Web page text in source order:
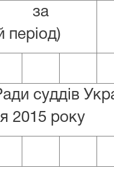
період)
суддів
2015 року